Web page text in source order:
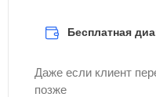
Бесплатная
Даже если клиент
позже